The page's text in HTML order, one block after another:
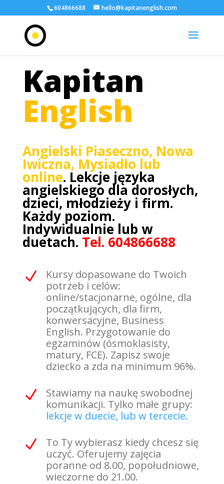
604866688 hello@kapitanenglish.com
Kapitan
English
Angielski Piaseczno, Nowa
Iwiczna, Mysiadło lub
online. Lekcje języka
angielskiego dla dorosłych,
dzieci, młodzieży i firm.
Każdy poziom.
Indywidualnie lub w
duetach. Tel. 604866688
N
Kursy dopasowane do Twoich
potrzeb i celów:
online/stacjonarne, ogólne, dla
początkujących, dla firm,
konwersacyjne, Business
English. Przygotowanie do
egzaminów (ósmoklasisty,
matury, FCE). Zapisz swoje
dziecko a zda na minimum 96%.
N
Stawiamy na naukę swobodnej
komunikacji. Tylko małe grupy:
lekcje w duecie, lub w tercecie.
N
To Ty wybierasz kiedy chcesz się
uczyć. Oferujemy zajęcia
poranne od 8.00, popołudniowe,
wieczorne do 21.00.